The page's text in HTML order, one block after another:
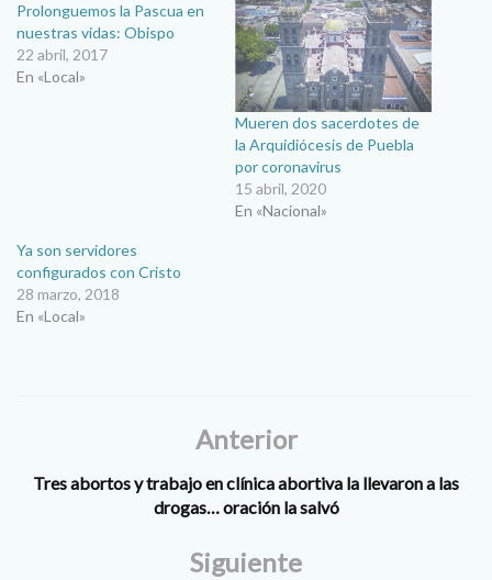
Prolonguemos la Pascua en
nuestras vidas: Obispo
22 abril, 2017
En «Local»
Mueren dos sacerdotes de
la Arquidiócesis de Puebla
por coronavirus
15 abril, 2020
En «Nacional»
Ya son servidores
configurados con Cristo
28 marzo, 2018
En «Local»
Anterior
Tres abortos y trabajo en clínica abortiva la llevaron a las
drogas… oración la salvó
Siguiente